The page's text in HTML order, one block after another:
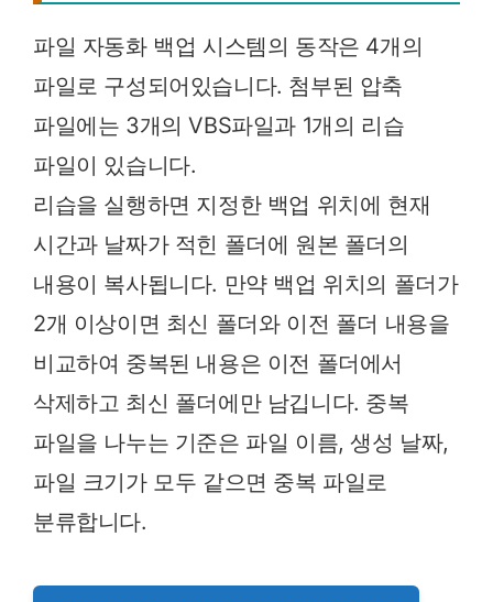
파일 자동화 백업 시스템의 동작은 4개의
파일로 구성되어있습니다. 첨부된 압축
파일에는 3개의 VBS파일과 1개의 리습
파일이 있습니다.
리습을 실행하면 지정한 백업 위치에 현재
시간과 날짜가 적힌 폴더에 원본 폴더의
내용이 복사됩니다. 만약 백업 위치의 폴더가
2개 이상이면 최신 폴더와 이전 폴더 내용을
비교하여 중복된 내용은 이전 폴더에서
삭제하고 최신 폴더에만 남깁니다. 중복
파일을 나누는 기준은 파일 이름, 생성 날짜,
파일 크기가 모두 같으면 중복 파일로
분류합니다.